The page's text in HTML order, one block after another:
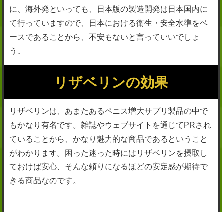
に、海外発といっても、日本版の製造開発は日本国内に
て行っていますので、日本における衛生・安全水準をベ
ースであることから、不安もないと言っていいでしょ
う。
リザベリンの効果
リザベリンは、あまたあるペニス増大サプリ製品の中で
もかなり有名です。雑誌やウェブサイトを通じてPRされ
ていることから、かなり魅力的な商品であるということ
がわかります。困った迷った時にはリザベリンを摂取し
ておけば安心、そんな頼りになるほどの安定感が期待で
きる商品なのです。